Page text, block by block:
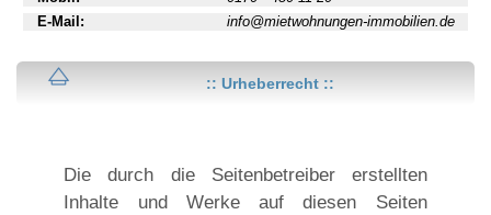
E-Mail:
info@mietwohnungen-immobilien.de
:: Urheberrecht ::
Die durch die Seitenbetreiber erstellten
Inhalte und Werke auf diesen Seiten